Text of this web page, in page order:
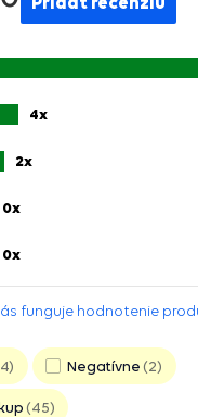
4x
2x
0x
0x
funguje hodnotenie
Negatívne 2
45